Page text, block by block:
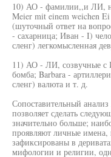
10) АО - фамилии,,и ЛИ,
Meier mit einem weichen
(шуточный ответ на
- сахарница; Иван - I)
сленг) легкомысленная
11) АО - ЛИ, созвучные с
бомба; Barbara -
сленг) валюта и т. д.
Сопоставительный
позволяет сделать
значительно больше;
проявляют личные
зафиксированы в
мифологии и религии,